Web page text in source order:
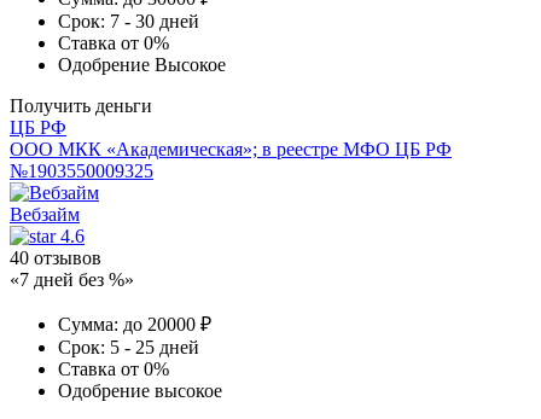
Срок: 7 - 30 дней
Ставка от 0%
Одобрение Высокое
Получить деньги
ЦБ РФ
ООО МКК «Академическая»; в реестре МФО ЦБ РФ
№1903550009325
Вебзайм
4.6
40 отзывов
«7 дней без %»
Сумма: до 20000 ₽
Срок: 5 - 25 дней
Ставка от 0%
Одобрение высокое